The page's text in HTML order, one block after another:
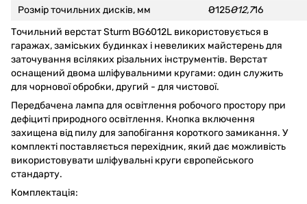
Розмір точильних дисків, мм
Ø125Ø12,716
Точильний верстат Sturm BG6012L використовується в
гаражах, заміських будинках і невеликих майстерень для
заточування всіляких різальних інструментів. Верстат
оснащений двома шліфувальними кругами: один служить
для чорнової обробки, другий - для чистової.
Передбачена лампа для освітлення робочого простору при
дефіциті природного освітлення. Кнопка включення
захищена від пилу для запобігання короткого замикання. У
комплекті поставляється перехідник, який дає можливість
використовувати шліфувальні круги європейського
стандарту.
Комплектація: